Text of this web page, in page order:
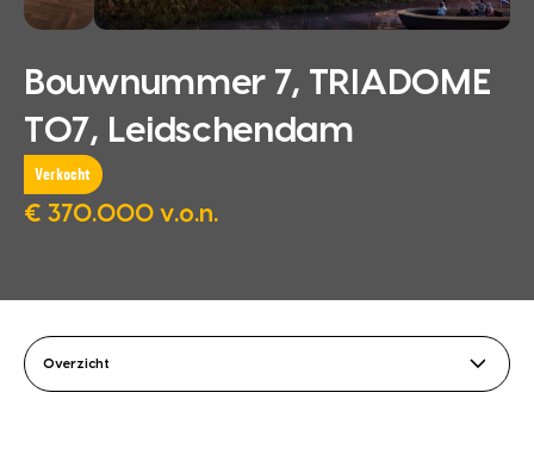
Bouwnummer 7, TRIADOME
T07, Leidschendam
Verkocht
€ 370.000 v.o.n.
Overzicht